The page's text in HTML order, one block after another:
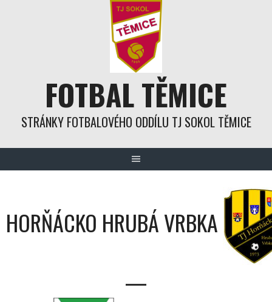
FOTBAL TĚMICE
STRÁNKY FOTBALOVÉHO ODDÍLU TJ SOKOL TĚMICE
HORŇÁCKO HRUBÁ VRBKA
—